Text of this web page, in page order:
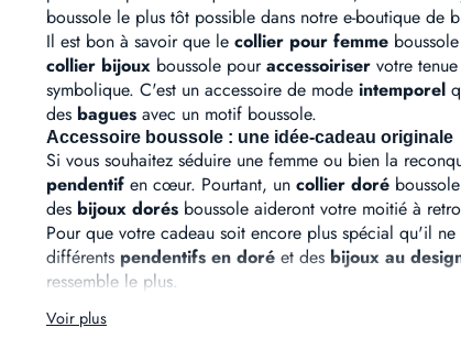
boussole le plus tôt possible dans notre e-boutique de
Il est bon à savoir que le collier pour femme
collier bijoux boussole pouraccessoiriser votre
symbolique. C'est un accessoire de mode intemporel
des bagues avec un motif boussole.
Accessoire boussole : une idée-cadeau originale
Si vous souhaitez séduire une femme ou bien la
pendentif en cœur. Pourtant, un collier doré
des bijoux dorés boussole aideront votre moitié à
Pour que votre cadeau soit encore plus spécial qu'il
différents pendentifs en doré et des bijoux au
ressemble le plus.
Voir plus